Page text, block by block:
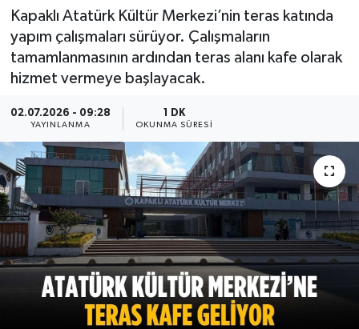
Kapaklı Atatürk Kültür Merkezi’nin teras katında
yapım çalışmaları sürüyor. Çalışmaların
tamamlanmasının ardından teras alanı kafe olarak
hizmet vermeye başlayacak.
02.07.2026 - 09:28
YAYINLANMA
1 DK
OKUNMA SÜRESI
Siyaset
Resmi Reklamlar
Tekirdağ
Ekonomi
Sağlık
Teknoloji
Yaşam
Tüm Manşetler
Son Dakika Haberleri
Haber Arşivi